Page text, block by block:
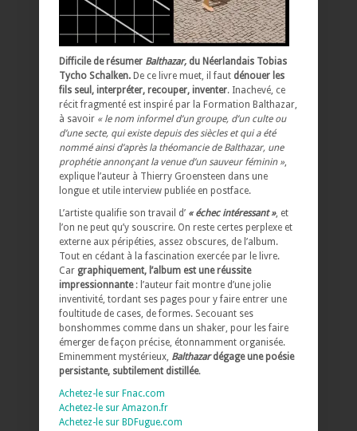
Difficile de résumer Balthazar, du Néerlandais Tobias
Tycho Schalken. De ce livre muet, il faut dénouer les
fils seul, interpréter, recouper, inventer. Inachevé, ce
récit fragmenté est inspiré par la Formation Balthazar,
à savoir « le nom informel d’un groupe, d’un culte ou
d’une secte, qui existe depuis des siècles et qui a été
nommé ainsi d’après la théomancie de Balthazar, une
prophétie annonçant la venue d’un sauveur féminin »
explique l’auteur à Thierry Groensteen dans une
longue et utile interview publiée en postface.
L’artiste qualifie son travail d’ « échec intéressant », et
l’on ne peut qu’y souscrire. On reste certes perplexe et
externe aux péripéties, assez obscures, de l’album.
Tout en cédant à la fascination exercée par le livre.
Car graphiquement, l’album est une réussite
impressionnante: l’auteur fait montre d’une jolie
inventivité, tordant ses pages pour y faire entrer une
foultitude de cases, de formes. Secouant ses
bonshommes comme dans un shaker, pour les faire
émerger de façon précise, étonnamment organisée.
Eminemment mystérieux, Balthazardégage une poésie
persistante, subtilement distillée.
Achetez-le sur Fnac.com
Achetez-le sur Amazon.fr
Achetez-le sur BDFugue.com